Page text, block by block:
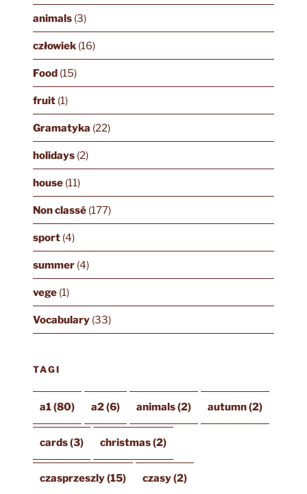
animals(3)
człowiek(16)
Food(15)
fruit(1)
Gramatyka (22)
holidays(2)
house(11)
Non classé(177)
sport(4)
summer(4)
vege(1)
Vocabulary(33)
TAGI
a1(80) a2(6) animals(2) autumn(2)
cards(3) christmas(2)
czasprzeszly(15) czasy(2)